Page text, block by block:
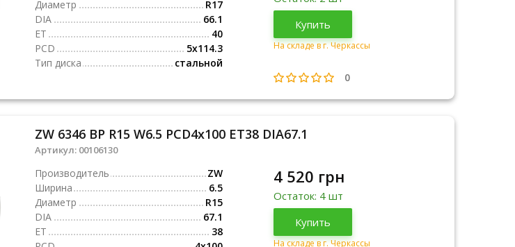
Диаметр
R17
DIA
66.1
ET
40
PCD
5x114.3
Тип диска
стальной
Купить
На складе в г. Черкассы
0
ZW 6346 BP R15 W6.5 PCD4x100 ET38 DIA67.1
Артикул: 00106130
Производитель
ZW
Ширина
6.5
Диаметр
R15
DIA
67.1
ET
38
4 520 грн
Остаток: 4 шт
Купить
На складе в г. Черкассы